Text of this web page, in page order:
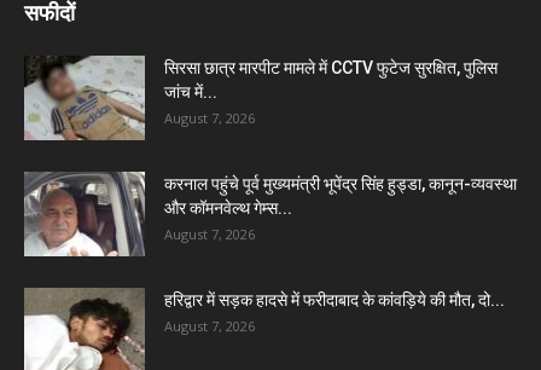
सफीदों
सिरसा छात्र मारपीट मामले में CCTV फुटेज सुरक्षित, पुलिस
जांच में...
August 7, 2026
करनाल पहुंचे पूर्व मुख्यमंत्री भूपेंद्र सिंह हुड्डा, कानून-व्यवस्था
और कॉमनवेल्थ गेम्स...
August 7, 2026
हरिद्वार में सड़क हादसे में फरीदाबाद के कांवड़िये की मौत, दो...
August 7, 2026